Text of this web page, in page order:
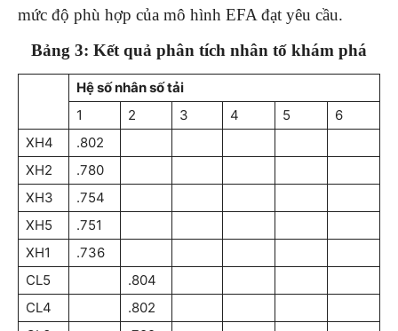
mức độ phù hợp của mô hình EFA đạt yêu cầu.
Bảng 3: Kết quả phân tích nhân tố khám phá
Hệ số nhân số tải
1
2 3 4 5
6
XH4
.802
XH2
.780
XH3
.754
XH5
.751
XH1
.736
CL5
.804
CL4
.802